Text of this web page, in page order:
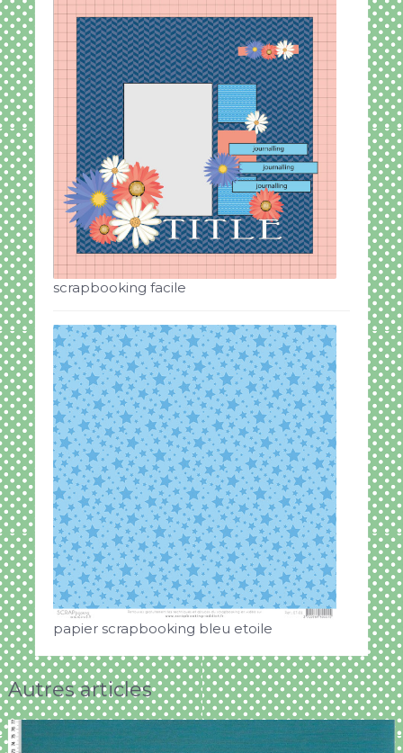
scrapbooking facile
papier scrapbooking bleu etoile
Autres articles